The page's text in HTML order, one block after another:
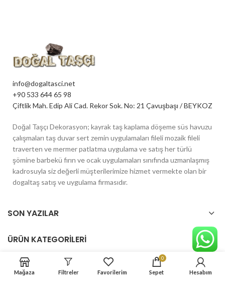
info@dogaltasci.net
+90 533 644 65 98
Çiftlik Mah. Edip Ali Cad. Rekor Sok. No: 21 Çavuşbaşı / BEYKOZ
Doğal Taşçı Dekorasyon; kayrak taş kaplama döşeme süs havuzu
çalışmaları taş duvar sert zemin uygulamaları fileli mozaik fileli
traverten ve mermer patlatma uygulama ve satış her türlü
şömine barbekü fırın ve ocak uygulamaları sınıfında uzmanlaşmış
kadrosuyla siz değerli müşterilerimize hizmet vermekte olan bir
dogaltaş satış ve uygulama firmasıdır.
SON YAZILAR
ÜRÜN KATEGORILERI
Mağaza Filtreler Favorilerim
0
Sepet Hesabım